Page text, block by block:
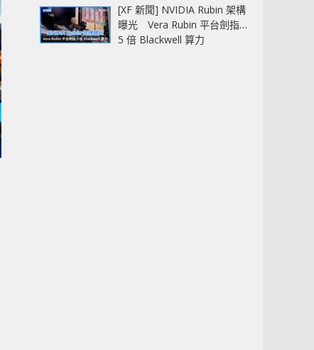
[XF 新聞] NVIDIA Rubin 架構
曝光 Vera Rubin 平台劍指
5 倍 Blackwell 算力